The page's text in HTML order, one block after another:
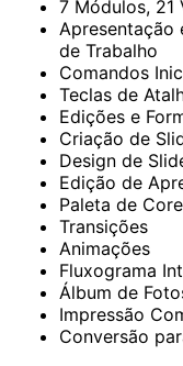
7 Módulos, 21
Apresentação
de Trabalho
Comandos
Teclas de
Edições e
Criação de
Design de
Edição de
Paleta de
Transições
Animações
Fluxograma
Álbum de
Impressão
Conversão